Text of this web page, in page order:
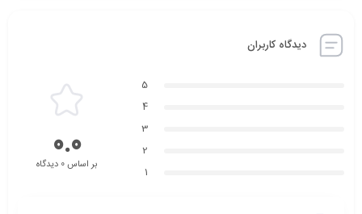
دیدگاه کاربران
5
4
3
2
1
0.0بر اساس 0 دیدگاه